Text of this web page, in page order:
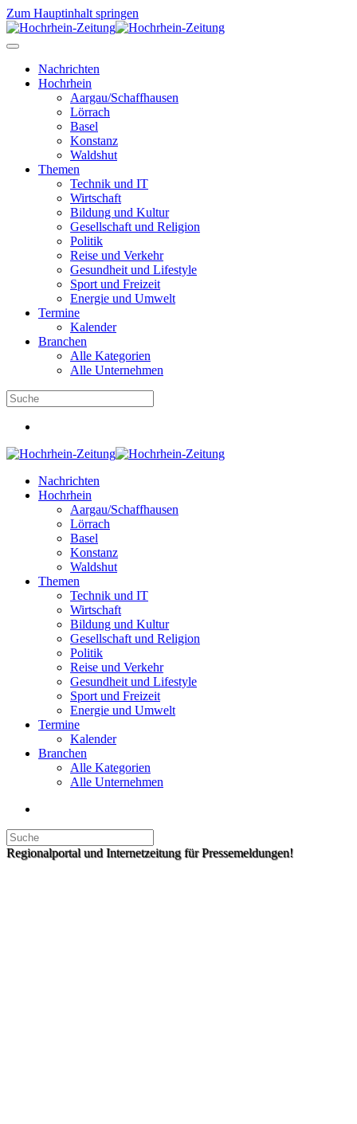
Zum Hauptinhalt springen
Nachrichten
Hochrhein
Aargau/Schaffhausen
Lörrach
Basel
Konstanz
Waldshut
Themen
Technik und IT
Wirtschaft
Bildung und Kultur
Gesellschaft und Religion
Politik
Reise und Verkehr
Gesundheit und Lifestyle
Sport und Freizeit
Energie und Umwelt
Termine
Kalender
Branchen
Alle Kategorien
Alle Unternehmen
Nachrichten
Hochrhein
Aargau/Schaffhausen
Lörrach
Basel
Konstanz
Waldshut
Themen
Technik und IT
Wirtschaft
Bildung und Kultur
Gesellschaft und Religion
Politik
Reise und Verkehr
Gesundheit und Lifestyle
Sport und Freizeit
Energie und Umwelt
Termine
Kalender
Branchen
Alle Kategorien
Alle Unternehmen
Regionalportal und Internetzeitung für Pressemeldungen!